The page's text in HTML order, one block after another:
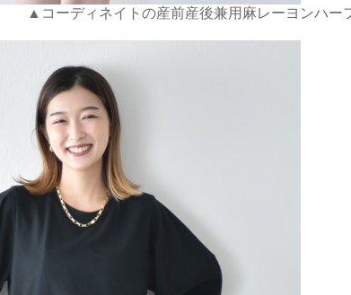
▲コーディネイトの産前産後兼用麻レーヨンハ